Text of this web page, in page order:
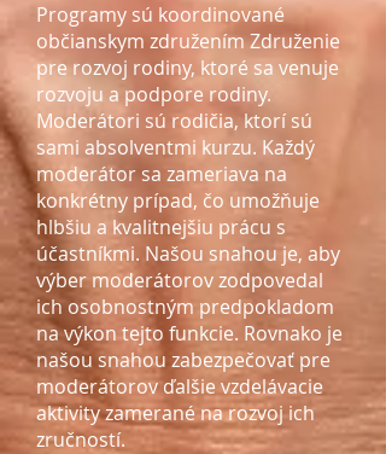
Programy sú koordinované
občianskym združením Združenie
pre rozvoj rodiny, ktoré sa venuje
rozvoju a podpore rodiny.
Moderátori sú rodičia, ktorí sú
sami absolventmi kurzu. Každý
moderátor sa zameriava na
konkrétny prípad, čo umožňuje
hlbšiu a kvalitnejšiu prácu s
účastníkmi. Našou snahou je, aby
výber moderátorov zodpovedal
ich osobnostným predpokladom
na výkon tejto funkcie. Rovnako je
našou snahou zabezpečovať pre
moderátorov ďalšie vzdelávacie
aktivity zamerané na rozvoj ich
zručností.